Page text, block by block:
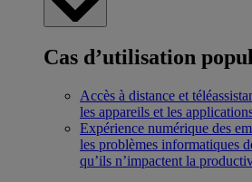
Cas d’utilisation
Accès à distance et
les appareils et les
Expérience numérique des
les problèmes informatiques
qu’ils n’impactent la